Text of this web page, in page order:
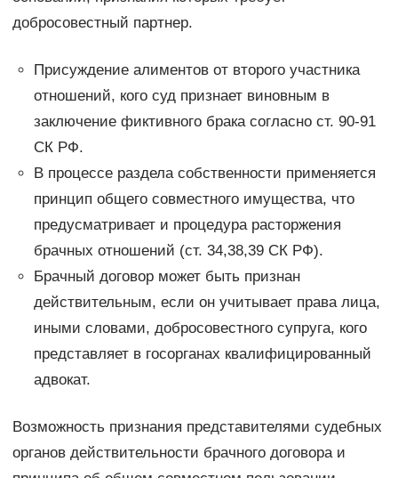
добросовестный партнер.
Присуждение алиментов от второго участника
отношений, кого суд признает виновным в
заключение фиктивного брака согласно ст. 90-91
СК РФ.
В процессе раздела собственности применяется
принцип общего совместного имущества, что
предусматривает и процедура расторжения
брачных отношений (ст. 34,38,39 СК РФ).
Брачный договор может быть признан
действительным, если он учитывает права лица,
иными словами, добросовестного супруга, кого
представляет в госорганах квалифицированный
адвокат.
Возможность признания представителями судебных
органов действительности брачного договора и